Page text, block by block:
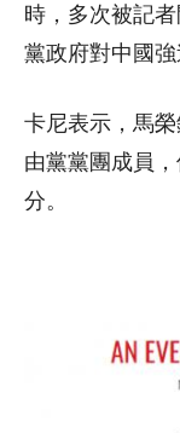
時，多次被記
黨政府對中國強
卡尼表示，馬
由黨黨團成員
分。